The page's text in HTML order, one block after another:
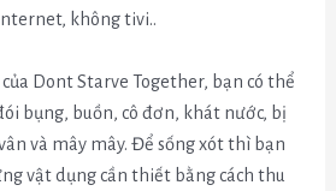
không tivi..
Dont Starve Together, bạn có thể
bụng, buồn, cô đơn, khát nước, bị
và mây mây. Để sống xót thì bạn
vật dụng cần thiết bằng cách thu